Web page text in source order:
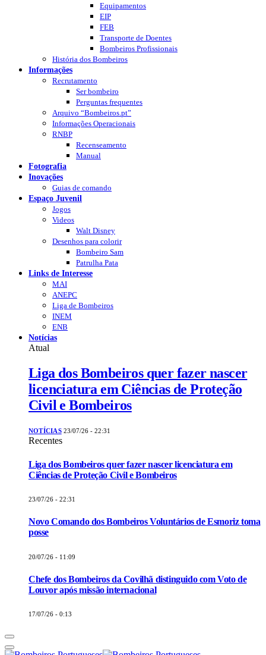
Equipamentos
EIP
FEB
Transporte de Doentes
Bombeiros Profissionais
História dos Bombeiros
Informações
Recrutamento
Ser bombeiro
Perguntas frequentes
Arquivo “Bombeiros.pt”
Informações Operacionais
RNBP
Recenseamento
Manual
Fotografia
Inovações
Guias de comando
Espaço Juvenil
Jogos
Videos
Walt Disney
Desenhos para colorir
Bombeiro Sam
Patrulha Pata
Links de Interesse
MAI
ANEPC
Liga de Bombeiros
INEM
ENB
Notícias
Atual
Liga dos Bombeiros quer fazer nascer
licenciatura em Ciências de Proteção
Civil e Bombeiros
NOTÍCIAS 23/07/26 - 22:31
Recentes
Liga dos Bombeiros quer fazer nascer licenciatura em
Ciências de Proteção Civil e Bombeiros
23/07/26 - 22:31
Novo Comando dos Bombeiros Voluntários de Esmoriz toma
posse
20/07/26 - 11:09
Chefe dos Bombeiros da Covilhã distinguido com Voto de
Louvor após missão internacional
17/07/26 - 0:13